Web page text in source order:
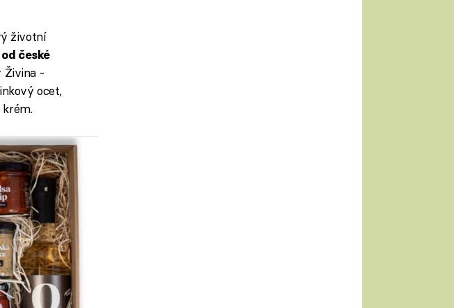
životní
české
Živina -
ocet,
krém.